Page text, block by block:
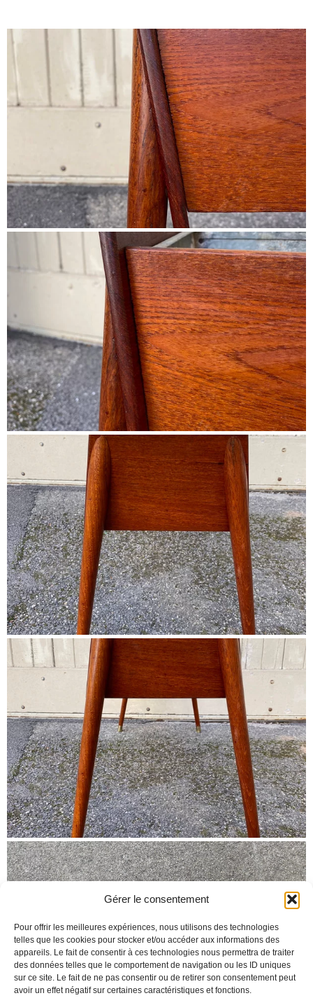
Gérer le consentement
Pour offrir les meilleures expériences, nous utilisons des technologies
telles que les cookies pour stocker et/ou accéder aux informations des
appareils. Le fait de consentir à ces technologies nous permettra de traiter
des données telles que le comportement de navigation ou les ID uniques
sur ce site. Le fait de ne pas consentir ou de retirer son consentement peut
avoir un effet négatif sur certaines caractéristiques et fonctions.